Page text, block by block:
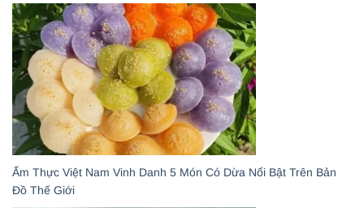
Ẩm Thực Việt Nam Vinh Danh 5 Món Có Dừa Nổi Bật Trên Bản
Đồ Thế Giới